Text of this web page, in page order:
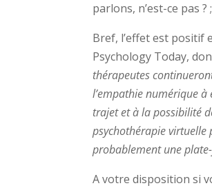
parlons, n’est-ce pas ?
Bref, l’effet est positif
Psychology Today,
thérapeutes
l’empathie numérique
trajet et à la possibilité
psychothérapie virtuelle
probablement une
A votre disposition si